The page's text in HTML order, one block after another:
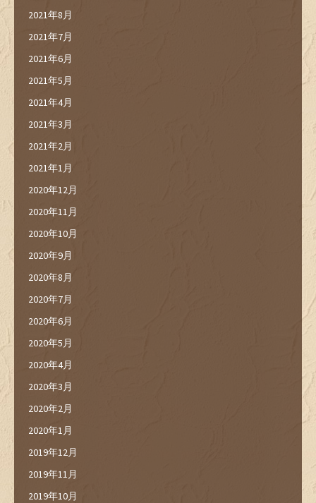
2021年8月
2021年7月
2021年6月
2021年5月
2021年4月
2021年3月
2021年2月
2021年1月
2020年12月
2020年11月
2020年10月
2020年9月
2020年8月
2020年7月
2020年6月
2020年5月
2020年4月
2020年3月
2020年2月
2020年1月
2019年12月
2019年11月
2019年10月